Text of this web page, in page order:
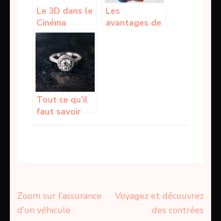
Le 3D dans le
Cinéma
Les
avantages de
Tout ce qu’il
faut savoir
sur la
Navigation
de
Zoom sur l’assurance
d’un véhicule
Voyagez et découvrez
des contrées